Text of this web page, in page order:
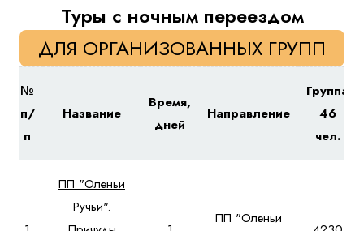
Туры с ночным переездом
ДЛЯ ОРГАНИЗОВАННЫХ ГРУПП
№
п/
п
Название
Время,
дней
Направление
Группа
46
чел.
ПП "Оленьи
Ручьи".
ПП "Оленьи